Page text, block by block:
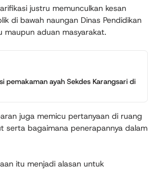
justru memunculkan kesan
di bawah naungan Dinas Pendidikan
maupun aduan masyarakat.
pemakaman ayah Sekdes Karangsari di
juga memicu pertanyaan di ruang
serta bagaimana penerapannya dalam
itu menjadi alasan untuk